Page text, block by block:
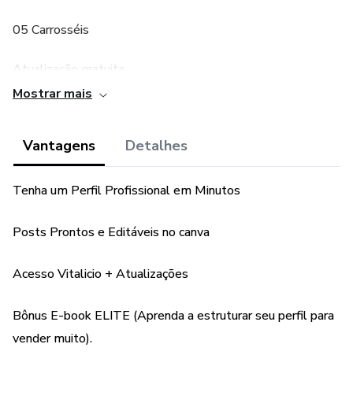
05 Carrosséis
Atualização gratuita
E-book 31 Ideias de conteúdo para seu instagram
Bônus:
E-book ELITE: Estrutura de um perfil que vende (Liberado
100% prontos e editáveis no Canva, Altere fotos, textos,
e cores em segundos para otimizar o tempo, tudo pelo app
gratuito canva.
Mostrar mais
Vantagens Detalhes
Tenha um Perfil Profissional em Minutos
Posts Prontos e Editáveis no canva
Acesso Vitalicio + Atualizações
Bônus E-book ELITE (Aprenda a estruturar seu perfil para
vender muito).